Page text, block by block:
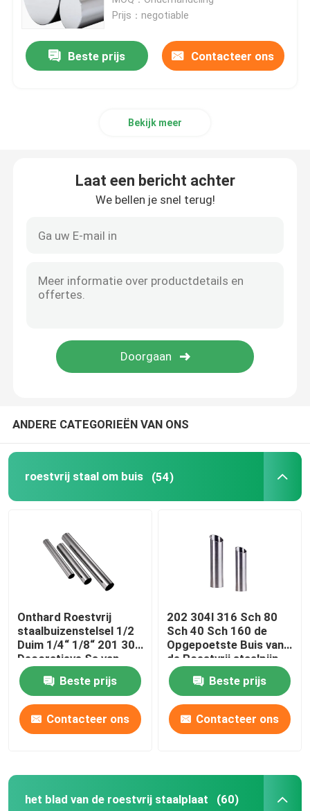
Naadloze Roestvrij staalpijp
De Strook van het legeringsstaal
De Buizen van het legeringsstaal
Gegalvaniseerde Staalrol
Gegalvaniseerde Staalplaat
PPGI-Staalrol
Prijs：negotiable
Beste prijs Contacteer ons
Bekijk meer
Laat een bericht achter
We bellen je snel terug!
ANDERE CATEGORIEËN VAN ONS
roestvrij staal om buis (54)
Onthard Roestvrij
staalbuizenstelsel 1/2
Duim 1/4“ 1/8“ 201 304
Decoratieve Ss van
304L Pijpronde
Beste prijs
Contacteer ons
202 304l 316 Sch 80
Sch 40 Sch 160 de
Opgepoetste Buis van
de Roestvrij staalpijp
Beste prijs
Contacteer ons
het blad van de roestvrij staalplaat (60)